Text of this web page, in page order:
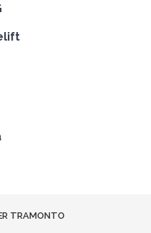
TRAMONTO